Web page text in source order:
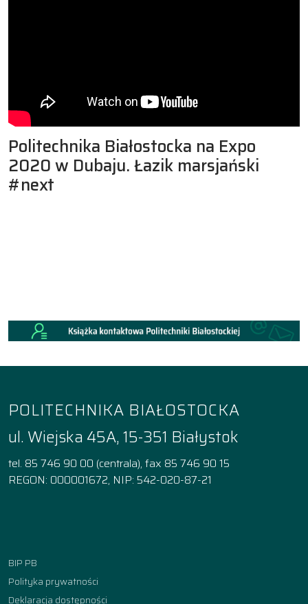
Politechnika Białostocka na Expo
2020 w Dubaju. Łazik marsjański
#next
POLITECHNIKA BIAŁOSTOCKA
ul. Wiejska 45A, 15-351 Białystok
tel. 85 746 90 00 (centrala), fax 85 746 90 15
REGON: 000001672, NIP: 542-020-87-21
BIP PB
Polityka prywatności
Deklaracja dostępności